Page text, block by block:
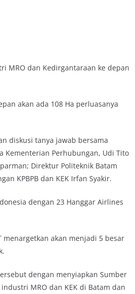
MRO dan Kedirgantaraan ke depan
akan ada 108 Ha perluasanya
diskusi tanya jawab bersama
Kementerian Perhubungan, Udi Tito
Direktur Politeknik Batam
KPBPB dan KEK Irfan Syakir.
dengan 23 Hanggar Airlines
akan menjadi 5 besar
dengan menyiapkan Sumber
MRO dan KEK di Batam dan